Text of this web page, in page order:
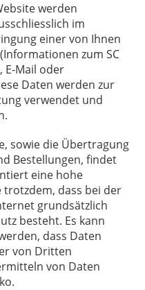
werden
im
einer von Ihnen
zum SC
E-Mail oder
Daten werden zur
verwendet und
sowie die Übertragung
Bestellungen, findet
eine hohe
trotzdem, dass bei der
grundsätzlich
besteht. Es kann
dass Daten
von Dritten
von Daten